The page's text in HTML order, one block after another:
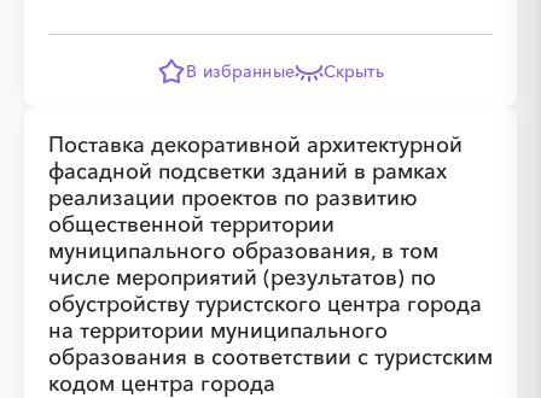
В избранные Скрыть
Поставка декоративной архитектурной
фасадной подсветки зданий в рамках
реализации проектов по развитию
общественной территории
муниципального образования, в том
числе мероприятий (результатов) по
обустройству туристского центра города
на территории муниципального
образования в соответствии с туристским
кодом центра города